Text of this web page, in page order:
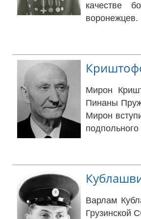
качестве
воронежцев.
Мирон
Пинаны
Мирон
Варлам
Грузинской